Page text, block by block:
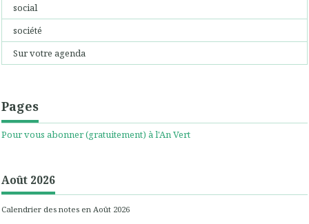
social
société
Sur votre agenda
Pages
Pour vous abonner (gratuitement) à l'An Vert
Août 2026
Calendrier des notes en Août 2026